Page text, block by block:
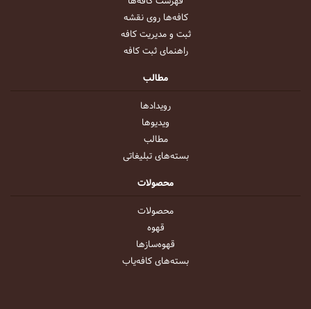
کافه‌ها روی نقشه
ثبت و مدیریت کافه
راهنمای ثبت کافه
مطالب
رویداد‌ها
ویدیو‌ها
مطالب
بسته‌های تبلیغاتی
محصولات
محصولات
قهوه
قهوه‌ساز‌ها
بسته‌های کافه‌یاب